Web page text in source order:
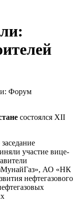
состоялся XII
участие вице-
АО «НК
нефтегазового